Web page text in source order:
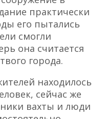
практически
его пытались
смогли
она считается
города.
находилось
сейчас же
вахты и люди